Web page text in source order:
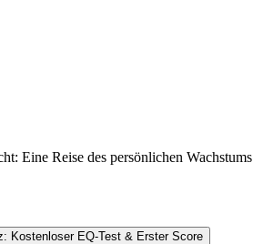
Eine Reise des persönlichen Wachstums
Kostenloser EQ-Test & Erster Score